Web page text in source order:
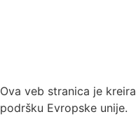
Ova veb stranica je
podršku Evropske unije.